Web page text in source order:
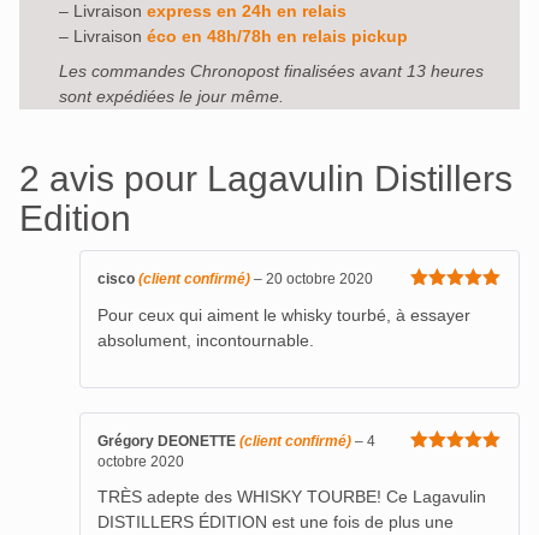
– Livraison express en 24h en relais
– Livraison éco en 48h/78h en relais pickup
Les commandes Chronopost finalisées avant 13 heures
sont expédiées le jour même.
2 avis pour Lagavulin Distillers
Edition
5
cisco (client confirmé) – 20 octobre 2020
Pour ceux qui aiment le whisky tourbé, à essayer
absolument, incontournable.
Grégory DEONETTE (client confirmé) – 4
octobre 2020
TRÈS adepte des WHISKY TOURBE! Ce Lagavulin
DISTILLERS ÉDITION est une fois de plus une